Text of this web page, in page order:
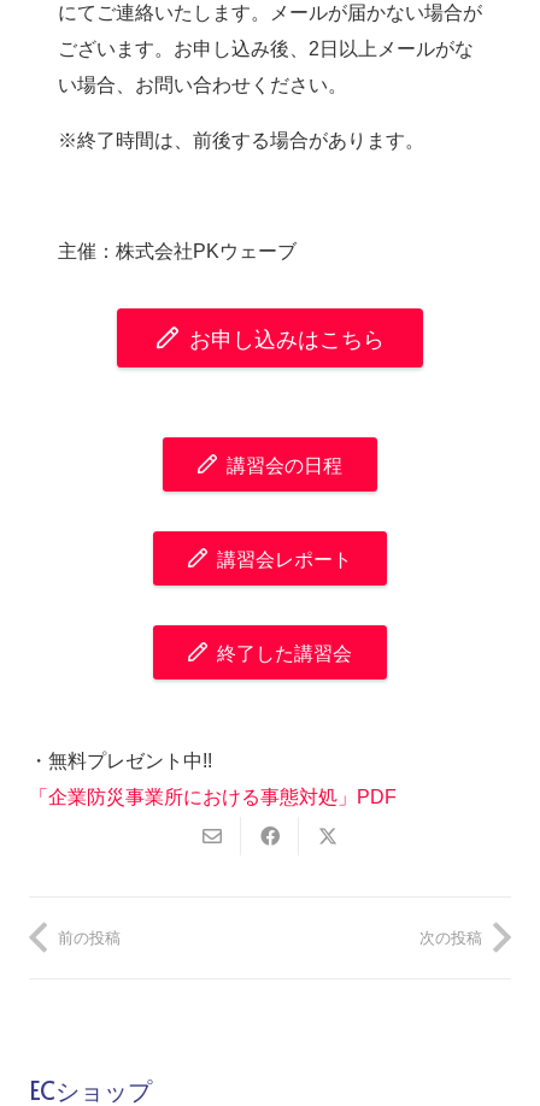
にてご連絡いたします。メールが届かない場合が
ございます。お申し込み後、2日以上メールがな
い場合、お問い合わせください。
※終了時間は、前後する場合があります。
主催：株式会社PKウェーブ
お申し込みはこちら
講習会の日程
講習会レポート
終了した講習会
・無料プレゼント中!!
「企業防災事業所における事態対処」PDF
前の投稿 次の投稿
ECショップ